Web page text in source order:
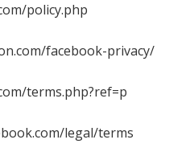
policy.php
facebook-privacy/
terms.php?ref=p
legal/terms